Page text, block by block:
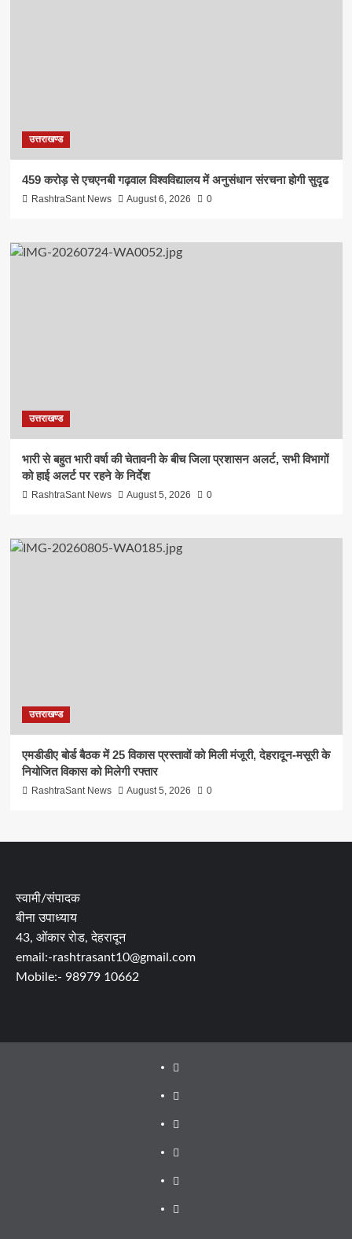
उत्तराखण्ड
459 करोड़ से एचएनबी गढ़वाल विश्वविद्यालय में अनुसंधान संरचना होगी सुदृढ
RashtraSant News August 6, 2026 0
उत्तराखण्ड
भारी से बहुत भारी वर्षा की चेतावनी के बीच जिला प्रशासन अलर्ट, सभी विभागों
को हाई अलर्ट पर रहने के निर्देश
RashtraSant News August 5, 2026 0
उत्तराखण्ड
एमडीडीए बोर्ड बैठक में 25 विकास प्रस्तावों को मिली मंजूरी, देहरादून-मसूरी के
नियोजित विकास को मिलेगी रफ्तार
RashtraSant News August 5, 2026 0
स्वामी/संपादक
बीना उपाध्याय
43, ओंकार रोड, देहरादून
email:-rashtrasant10@gmail.com
Mobile:- 98979 10662
About
WEB
SERIES
TO
WATCH
Dehradun
Smart
City
Life
in
Dehradun
Places
to
सम्पर्क